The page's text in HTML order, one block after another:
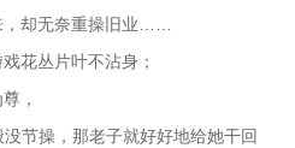
，却无奈重操旧业……
花丛片叶不沾身；
，
节操，那老子就好好地给她干回